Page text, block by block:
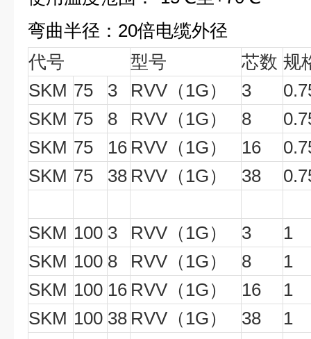
弯曲半径：20倍电缆外径
代号
型号 芯数 规
SKM 75 3 RVV（1G） 3
SKM 75 8 RVV（1G） 8
SKM 75 16 RVV（1G） 16
SKM 75 38 RVV（1G） 38
SKM 100 3 RVV（1G） 3
1
SKM 100 8 RVV（1G） 8
1
SKM 100 16 RVV（1G） 16
1
SKM 100 38 RVV（1G） 38 1